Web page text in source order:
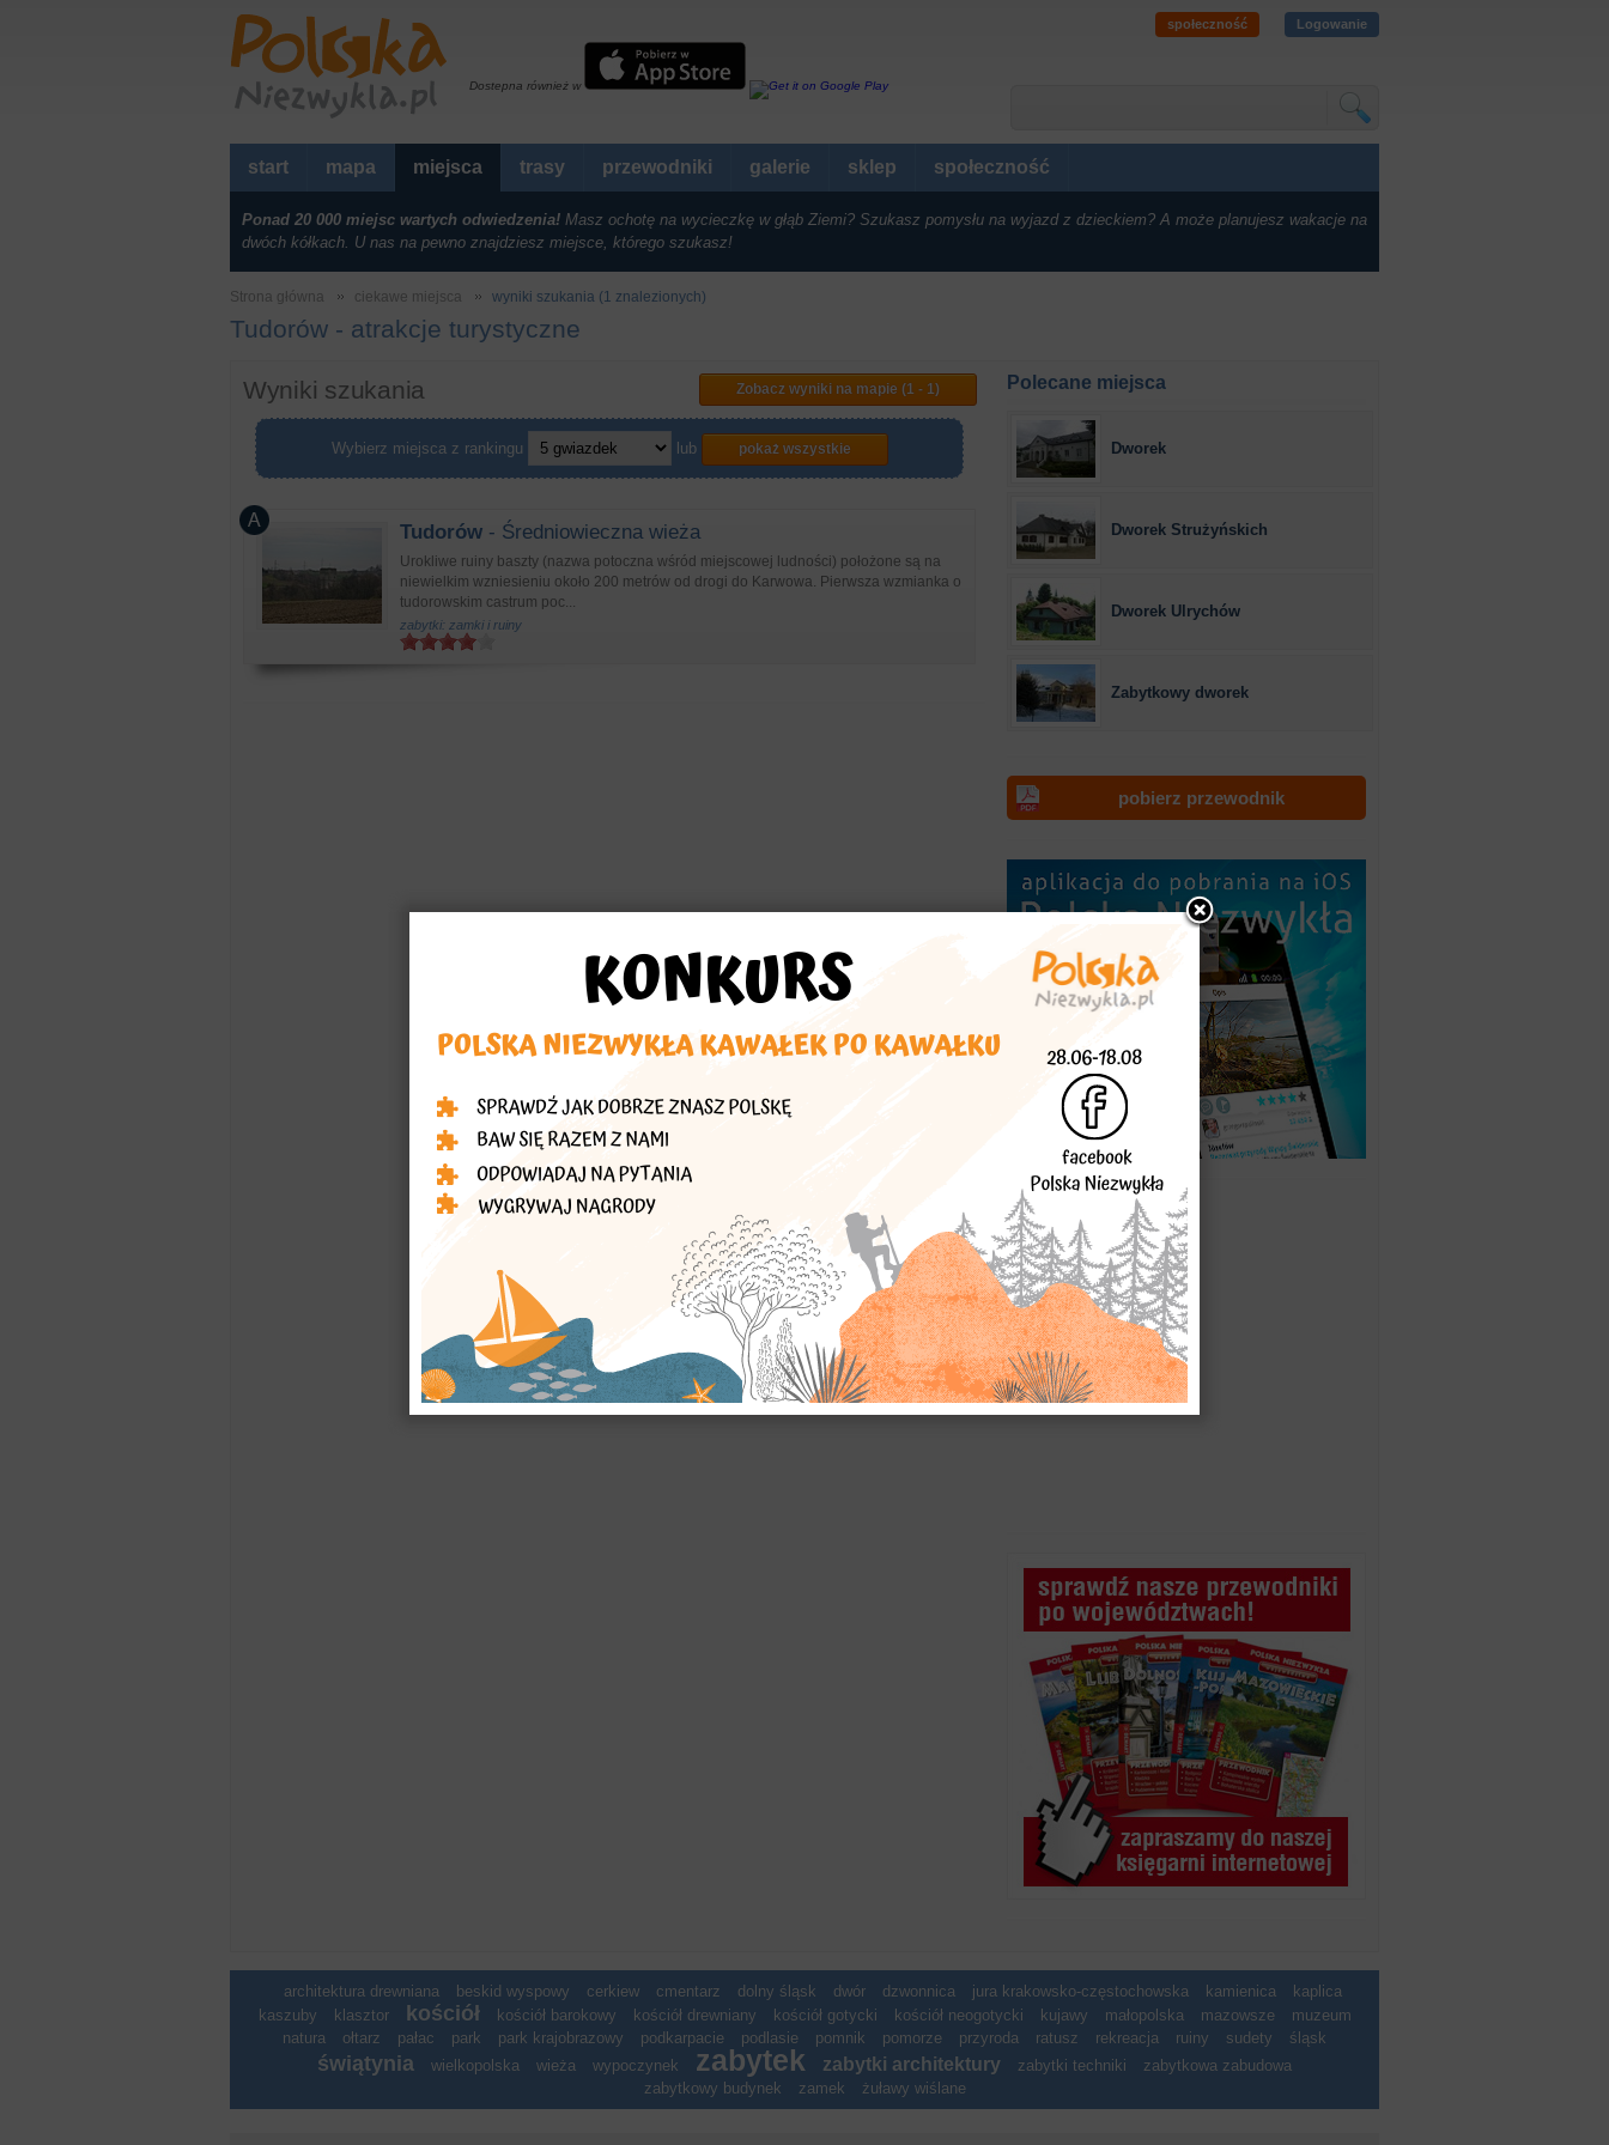
Dostepna również w
społeczność Logowanie
start mapa miejsca trasy przewodniki galerie sklep społeczność
Ponad 20 000 miejsc wartych odwiedzenia! Masz ochotę na wycieczkę w głąb Ziemi? Szukasz pomysłu na wyjazd z dzieckiem? A może planujesz wakacje na
dwóch kółkach. U nas na pewno znajdziesz miejsce, którego szukasz!
Strona główna ciekawe miejsca wyniki szukania (1 znalezionych)
Tudorów - atrakcje turystyczne
Wyniki szukania Zobacz wyniki na mapie (1 - 1)
Wybierz miejsca z rankingu lub pokaż wszystkie
Tudorów - Średniowieczna wieża
Urokliwe ruiny baszty (nazwa potoczna wśród miejscowej ludności) położone są na
niewielkim wzniesieniu około 200 metrów od drogi do Karwowa. Pierwsza wzmianka o
tudorowskim castrum poc...
zabytki: zamki i ruiny
Polecane miejsca
Dworek
Dworek Strużyńskich
Dworek Ulrychów
Zabytkowy dworek
architektura drewniana beskid wyspowy cerkiew cmentarz dolny śląsk dwór dzwonnica jura krakowsko-częstochowska kamienica
kaplica
kaszuby
klasztor kościół kościół barokowy kościół drewniany kościół gotycki kościół neogotycki kujawy małopolska mazowsze
muzeum
natura
ołtarz pałac park park krajobrazowy podkarpacie podlasie pomnik pomorze przyroda ratusz rekreacja ruiny sudety śląsk
świątynia wielkopolska wieża wypoczynek zabytek zabytki architektury zabytki techniki
zabytkowa zabudowa
zabytkowy budynek
zamek żuławy wiślane